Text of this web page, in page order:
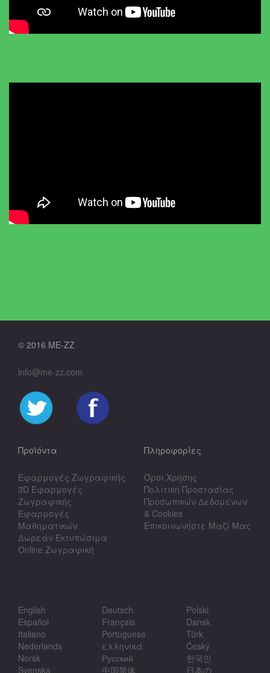
© 2016 ME-ZZ
info@me-zz.com
Προϊόντα
Εφαρμογές Ζωγραφικής
3D Εφαρμογές
Ζωγραφικής
Εφαρμογές
Μαθηματικών
Δωρεάν Εκτυπώσιμα
Online Ζωγραφική
Πληροφορίες
Όροι Χρήσης
Πολιτική Προστασίας
Προσωπικών Δεδομένων
& Cookies
Επικοινωνήστε Μαζί Μας
English
Español
Italiano
Nederlands
Norsk
Svenska
Deutsch
Français
Portuguese
ελληνικά
Русский
中国简体
Polski
Dansk
Türk
Český
한국인
日本の